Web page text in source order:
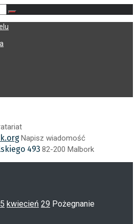
Napisz wiadomość
493 82-200 Malbork
kwiecień 29 Pożegnanie